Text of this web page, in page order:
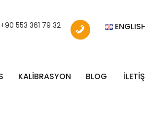
+90 553 361 79 32
KALİBRASYON BLOG